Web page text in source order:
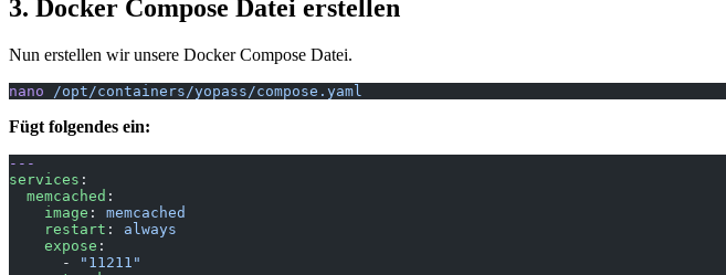
3. Docker Compose Datei erstellen
Nun erstellen wir unsere Docker Compose Datei.
nano /opt/containers/yopass/compose.yaml
Fügt folgendes ein:
---
services :
  memcached
:
    image
: memcached
    restart
: always
    expose
:
      -
"11211"